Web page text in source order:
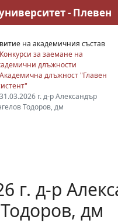
на академичния състав
Конкурси за заемане на
длъжности
Академична длъжност "Главен
31.03.2026 г. д-р Александър
Тодоров, дм
г. д-р
дм
- Плевен